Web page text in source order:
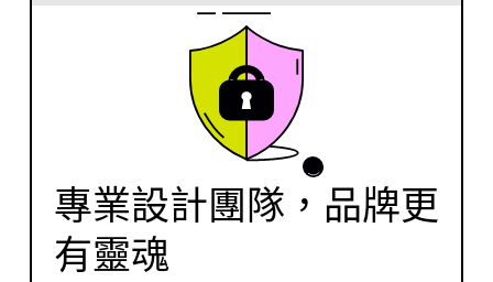
專業設計團隊，品牌更
有靈魂